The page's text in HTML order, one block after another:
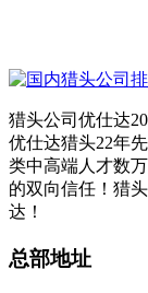
猎头公司优仕达
优仕达猎头22年
类中高端人才数
的双向信任！猎
达！
总部地址